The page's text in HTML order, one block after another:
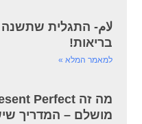
لام- התגלית
בריאות!
למאמר המלא »
מושלם – המדריך